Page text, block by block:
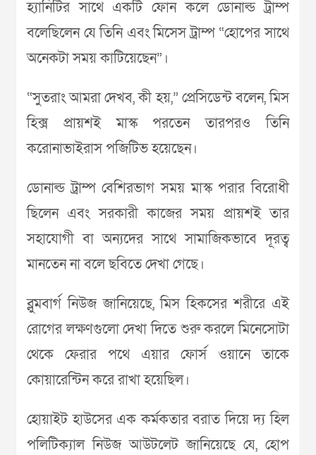
হ্যানিটির সাথে একটি ফোন কলে ডোনাল্ড ট্রাম্প
বলেছিলেন যে তিনি এবং মিসেস ট্রাম্প “হোপের সাথে
অনেকটা সময় কাটিয়েছেন”।
“সুতরাং আমরা দেখব, কী হয়,” প্রেসিডেন্ট বলেন, মিস
হিক্স প্রায়শই মাস্ক পরতেন তারপরও তিনি
করোনাভাইরাস পজিটিভ হয়েছেন।
ডোনাল্ড ট্রাম্প বেশিরভাগ সময় মাস্ক পরার বিরোধী
ছিলেন এবং সরকারী কাজের সময় প্রায়শই তার
সহাযোগী বা অন্যদের সাথে সামাজিকভাবে দূরত্ব
মানতেন না বলে ছবিতে দেখা গেছে।
ব্লুমবার্গ নিউজ জানিয়েছে, মিস হিকসের শরীরে এই
রোগের লক্ষণগুলো দেখা দিতে শুরু করলে মিনেসোটা
থেকে ফেরার পথে এয়ার ফোর্স ওয়ানে তাকে
কোয়ারেন্টিন করে রাখা হয়েছিল।
হোয়াইট হাউসের এক কর্মকতার বরাত দিয়ে দ্য হিল
পলিটিক্যাল নিউজ আউটলেট জানিয়েছে যে, হোপ